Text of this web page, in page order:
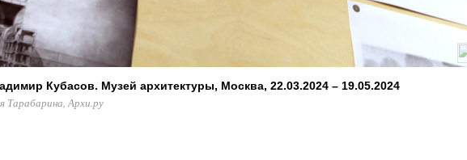
Кубасов. Музей архитектуры, Москва, 22.03.2024 – 19.05.2024
Архи.ру